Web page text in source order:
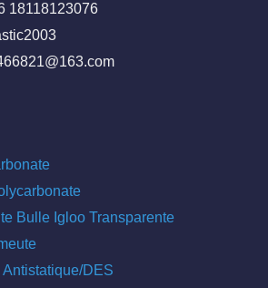
18118123076
Bulle Igloo Transparente
DES